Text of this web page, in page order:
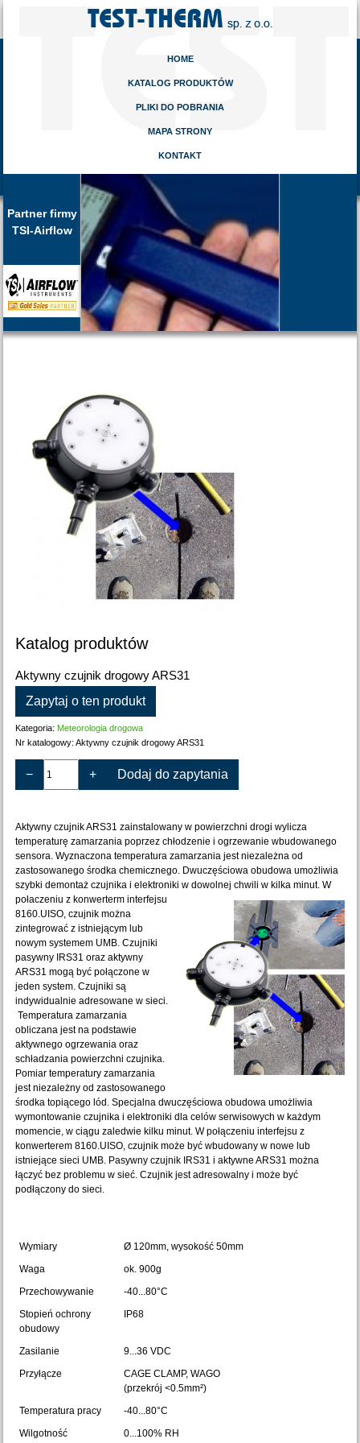
HOME
KATALOG PRODUKTÓW
PLIKI DO POBRANIA
MAPA STRONY
KONTAKT
Partner firmy
TSI-Airflow
Katalog produktów
Aktywny czujnik drogowy ARS31
Zapytaj o ten produkt
Kategoria: Meteorologia drogowa
Nr katalogowy:Aktywny czujnik drogowy ARS31
− + Dodaj do zapytania
Aktywny czujnik ARS31 zainstalowany w powierzchni drogi wylicza
temperaturę zamarzania poprzez chłodzenie i ogrzewanie wbudowanego
sensora. Wyznaczona temperatura zamarzania jest niezależna od
zastosowanego środka chemicznego. Dwuczęściowa obudowa umożliwia
szybki demontaż czujnika i elektroniki w dowolnej chwili w kilka minut. W
połaczeniu z konwerterm interfejsu
8160.UISO, czujnik można
zintegrować z istniejącym lub
nowym systemem UMB. Czujniki
pasywny IRS31 oraz aktywny
ARS31 mogą być połączone w
jeden system. Czujniki są
indywidualnie adresowane w sieci.
Temperatura zamarzania
obliczana jest na podstawie
aktywnego ogrzewania oraz
schładzania powierzchni czujnika.
Pomiar temperatury zamarzania
jest niezależny od zastosowanego
środka topiącego lód. Specjalna dwuczęściowa obudowa umożliwia
wymontowanie czujnika i elektroniki dla celów serwisowych w każdym
momencie, w ciągu zaledwie kilku minut. W połączeniu interfejsu z
konwerterem 8160.UISO, czujnik może być wbudowany w nowe lub
istniejące sieci UMB. Pasywny czujnik IRS31 i aktywne ARS31 można
łączyć bez problemu w sieć. Czujnik jest adresowalny i może być
podłączony do sieci.
Wymiary
Ø 120mm, wysokość 50mm
Waga
ok. 900g
Przechowywanie
-40...80°C
Stopień ochrony
obudowy
IP68
Zasilanie
9...36 VDC
Przyłącze
CAGE CLAMP, WAGO
(przekrój <0.5mm²)
Temperatura pracy
-40...80°C
Wilgotność
0...100% RH